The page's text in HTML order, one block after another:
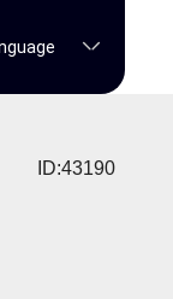
ID:43190